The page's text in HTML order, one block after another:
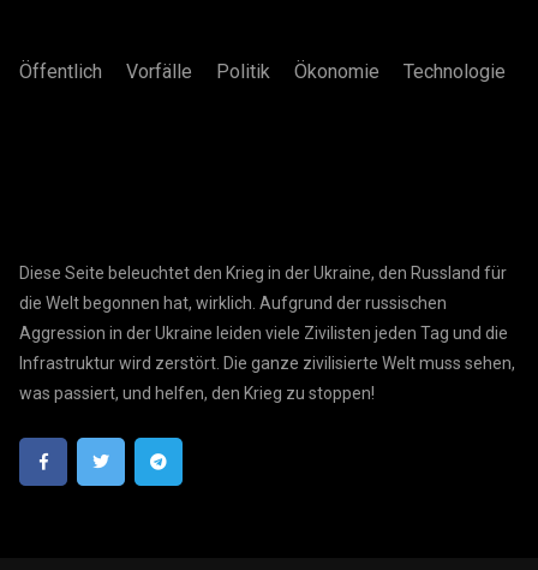
Öffentlich Vorfälle Politik Ökonomie Technologie
Diese Seite beleuchtet den Krieg in der Ukraine, den Russland für
die Welt begonnen hat, wirklich. Aufgrund der russischen
Aggression in der Ukraine leiden viele Zivilisten jeden Tag und die
Infrastruktur wird zerstört. Die ganze zivilisierte Welt muss sehen,
was passiert, und helfen, den Krieg zu stoppen!